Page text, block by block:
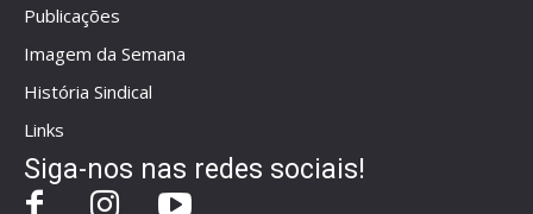
Publicações
Imagem da Semana
História Sindical
Links
Siga-nos nas redes sociais!